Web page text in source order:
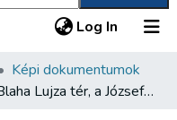
Log In (current)
Képi dokumentumok
[A Blaha Lujza tér, a József körút Rákóczi út sarok]